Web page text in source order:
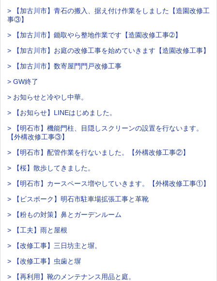
> 【加古川市】青石の搬入、据え付け作業をしました【造園改修工
事③】
> 【加古川市】鋤取やら整地作業です【造園改修工事➁】
> 【加古川市】お庭の改修工事を始めていきます【造園改修工事】
> 【加古川市】数寄屋門門戸改修工事
> GW終了
> お知らせと冷やし中華。
> 【お知らせ】LINEはじめました。
> 【明石市】機能門柱、目隠しスクリーンの設置を行ないます。
【外構改修工事③】
> 【明石市】配管作業を行ないました。【外構改修工事②】
> 【桜】散歩してきました。
> 【明石市】カースペース増やしていきます。【外構改修工事①】
> 【ビスポーク】明石市駐車場拡張工事と革靴
> 【粉もの対策】鼻とガーデンルーム
> 【工夫】雨と屋根
> 【改修工事】三日坊主と塀。
> 【改修工事】虫歯と塀
> 【再利用】靴のメンテナンス用品と庭。